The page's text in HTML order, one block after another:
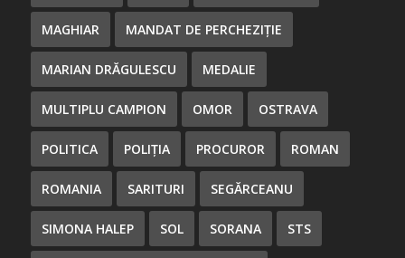
MAGHIAR MANDAT DE PERCHEZIȚIE
MARIAN DRĂGULESCU MEDALIE
MULTIPLU CAMPION OMOR OSTRAVA
POLITICA POLIȚIA PROCUROR ROMAN
ROMANIA SARITURI SEGĂRCEANU
SIMONA HALEP SOL SORANA STS